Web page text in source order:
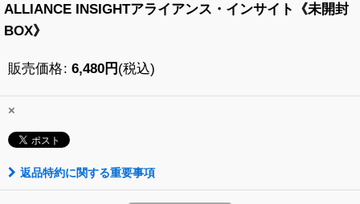
ALLIANCE INSIGHTアライアンス・インサイト《未開封
BOX》
販売価格: 6,480円 (税込)
×
返品特約に関する重要事項